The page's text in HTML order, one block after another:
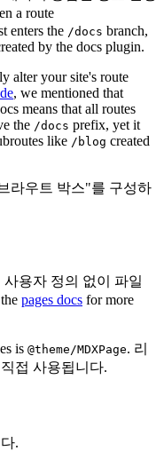
a route
enters the /docs branch,
by the docs plugin.
alter your site's route
, we mentioned that
means that all routes
the /docs prefix, yet it
like /blog created
라우트 박스"를 구성하
용자 정의 없이 파일
pages docs for more
is @theme/MDXPage. 리
접 사용됩니다.
.